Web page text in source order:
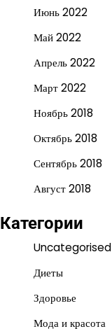
Июнь 2022
Май 2022
Апрель 2022
Март 2022
Ноябрь 2018
Октябрь 2018
Сентябрь 2018
Август 2018
Категории
Uncategorised
Диеты
Здоровье
Мода и красота